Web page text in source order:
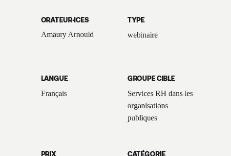
ORATEUR·ICES
Amaury Arnould
TYPE
webinaire
LANGUE
Français
GROUPE CIBLE
Services RH dans les
organisations
publiques
PRIX
CATÉGORIE